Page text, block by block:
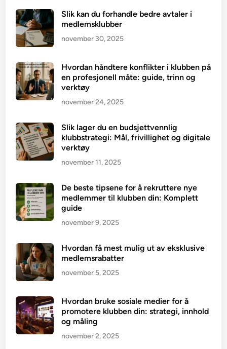
Slik kan du forhandle bedre avtaler i
medlemsklubber
november 30, 2025
Hvordan håndtere konflikter i klubben på
en profesjonell måte: guide, trinn og
verktøy
november 24, 2025
Slik lager du en budsjettvennlig
klubbstrategi: Mål, frivillighet og digitale
verktøy
november 11, 2025
De beste tipsene for å rekruttere nye
medlemmer til klubben din: Komplett
guide
november 9, 2025
Hvordan få mest mulig ut av eksklusive
medlemsrabatter
november 5, 2025
Hvordan bruke sosiale medier for å
promotere klubben din: strategi, innhold
og måling
november 2, 2025